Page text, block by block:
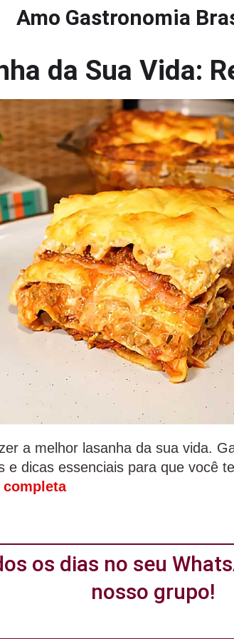
Amo Gastronomia
da Sua Vida:
a melhor lasanha da sua vida.
e dicas essenciais para que você
completa
os dias no seu
nosso grupo!